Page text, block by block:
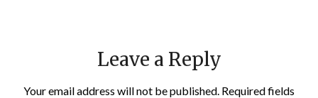
Leave a Reply
Your email address will not be published. Required fields